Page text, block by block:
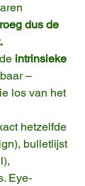
dus de
intrinsieke
–
los van het
hetzelfde
bulletlijst
Eye-